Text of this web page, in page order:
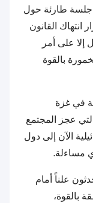
طارئة حول
القانون
إلا على أمر
بالقوة
في غزة
عجز المجتمع
الآن إلى دول
مساءلة.
علناً أمام
بالقوة،